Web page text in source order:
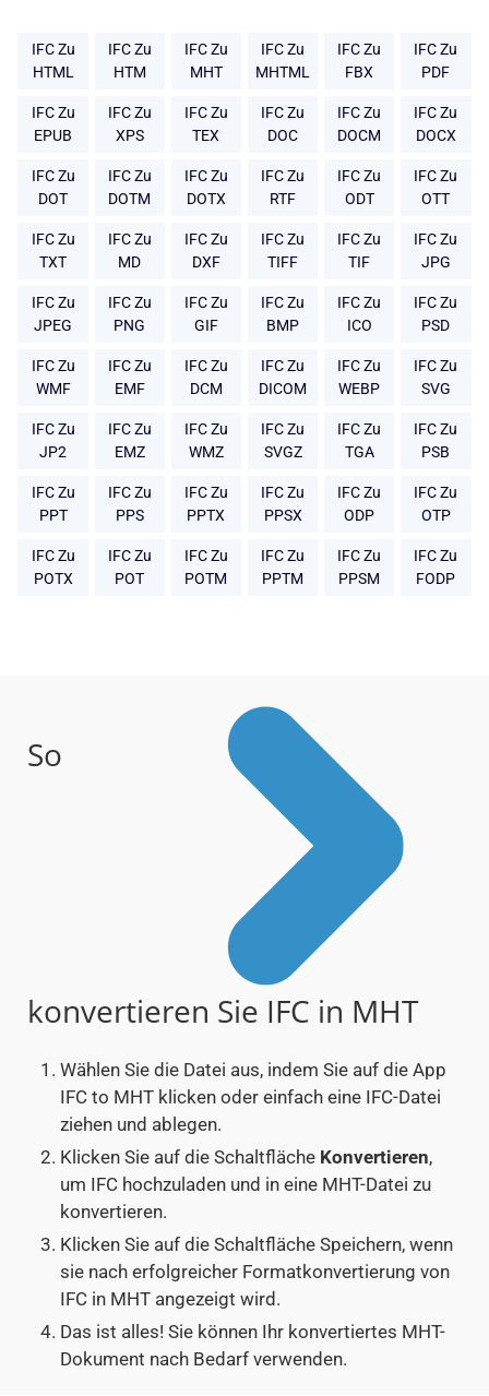
IFC Zu
HTML
IFC Zu
HTM
IFC Zu
MHT
IFC Zu
MHTML
IFC Zu
FBX
IFC Zu
PDF
IFC Zu
EPUB
IFC Zu
XPS
IFC Zu
TEX
IFC Zu
DOC
IFC Zu
DOCM
IFC Zu
DOCX
IFC Zu
DOT
IFC Zu
DOTM
IFC Zu
DOTX
IFC Zu
RTF
IFC Zu
ODT
IFC Zu
OTT
IFC Zu
TXT
IFC Zu
MD
IFC Zu
DXF
IFC Zu
TIFF
IFC Zu
TIF
IFC Zu
JPG
IFC Zu
JPEG
IFC Zu
PNG
IFC Zu
GIF
IFC Zu
BMP
IFC Zu
ICO
IFC Zu
PSD
IFC Zu
WMF
IFC Zu
EMF
IFC Zu
DCM
IFC Zu
DICOM
IFC Zu
WEBP
IFC Zu
SVG
IFC Zu
JP2
IFC Zu
EMZ
IFC Zu
WMZ
IFC Zu
SVGZ
IFC Zu
TGA
IFC Zu
PSB
IFC Zu
PPT
IFC Zu
PPS
IFC Zu
PPTX
IFC Zu
PPSX
IFC Zu
ODP
IFC Zu
OTP
IFC Zu
POTX
IFC Zu
POT
IFC Zu
POTM
IFC Zu
PPTM
IFC Zu
PPSM
IFC Zu
FODP
So
konvertieren Sie IFC in MHT
Wählen Sie die Datei aus, indem Sie auf die App
IFC to MHT klicken oder einfach eine IFC-Datei
ziehen und ablegen.
Klicken Sie auf die Schaltfläche Konvertieren,
um IFC hochzuladen und in eine MHT-Datei zu
konvertieren.
Klicken Sie auf die Schaltfläche Speichern, wenn
sie nach erfolgreicher Formatkonvertierung von
IFC in MHT angezeigt wird.
Das ist alles! Sie können Ihr konvertiertes MHT-
Dokument nach Bedarf verwenden.